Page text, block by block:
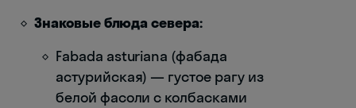
Знаковые блюда севера:
Fabada asturiana (фабада
астурийская) — густое рагу из
белой фасоли с колбасками